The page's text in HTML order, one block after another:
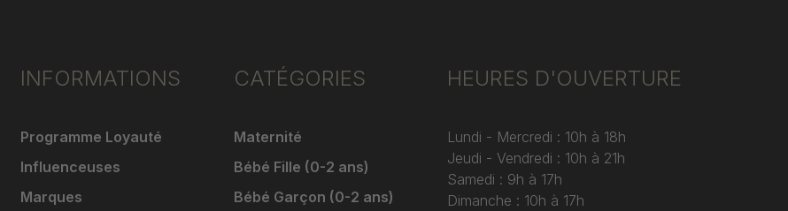
INFORMATIONS
Programme Loyauté
Influenceuses
Marques
CATÉGORIES
Maternité
Bébé Fille (0-2 ans)
Bébé Garçon (0-2 ans)
HEURES D'OUVERTURE
Lundi - Mercredi : 10h à 18h
Jeudi - Vendredi : 10h à 21h
Samedi : 9h à 17h
Dimanche : 10h à 17h